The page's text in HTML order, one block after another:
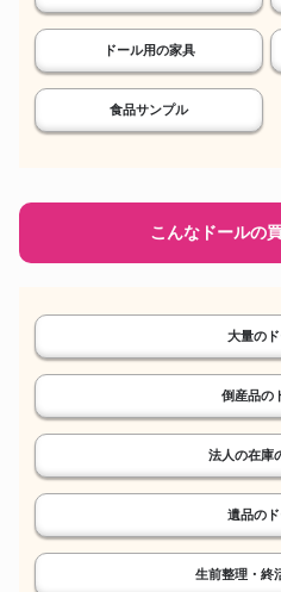
ドール用の家具
食品サンプル
こんなドールの
大量の
倒産品の
法人の在庫
遺品の
生前整理・終